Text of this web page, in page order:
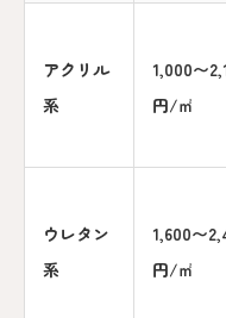
アクリル
系
1,000〜
円/㎡
ウレタン
系
1,600〜
円/㎡